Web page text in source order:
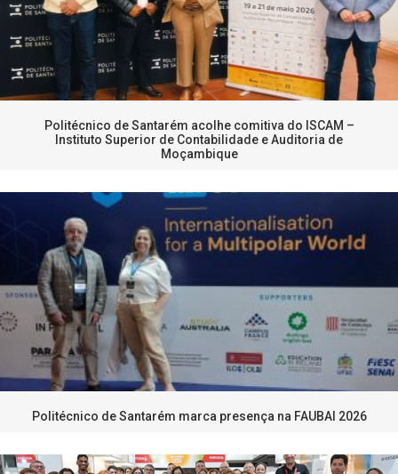
Politécnico de Santarém acolhe comitiva do ISCAM –
Instituto Superior de Contabilidade e Auditoria de
Moçambique
Politécnico de Santarém marca presença na FAUBAI 2026